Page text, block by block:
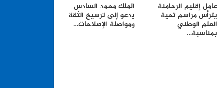
عامل إقليم الرحامنة
يترأس مراسم تحية
العلم الوطني
بمناسبة…
الملك محمد السادس
يدعو إلى ترسيخ الثقة
ومواصلة الإصلاحات…